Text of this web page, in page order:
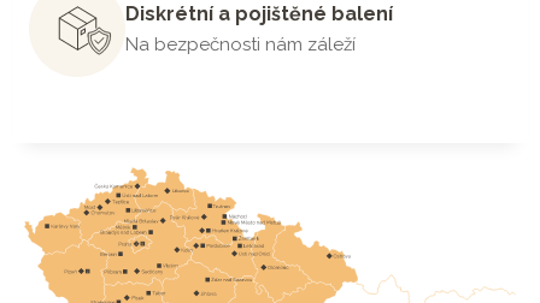
Diskrétní a pojištěné balení
Na bezpečnosti nám záleží